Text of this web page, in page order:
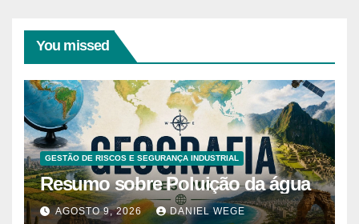
You missed
GESTÃO DE RISCOS E SEGURANÇA INDUSTRIAL
Resumo sobre Poluição da água
AGOSTO 9, 2026 DANIEL WEGE